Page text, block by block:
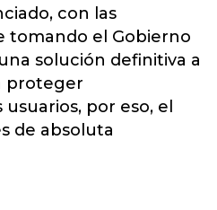
con las
tomando el Gobierno
solución definitiva a
proteger
por eso, el
de absoluta